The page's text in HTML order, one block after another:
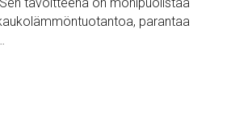
parantaa